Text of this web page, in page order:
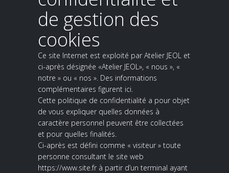
de gestion des
cookies
Ce site Internet est exploité par Atelier JEOL et
ci-après désignée «Atelier JEOL», « nous », «
notre » ou « nos ». Des informations
complémentaires figurent ici.
Cette politique de confidentialité a pour objet
de vous expliquer quelles données à
caractère personnel peuvent être collectées
et pour quelles finalités.
Ci-après est défini comme « visiteur » toute
personne consultant le site web
https://www.site.fr à partir d’un terminal ayant